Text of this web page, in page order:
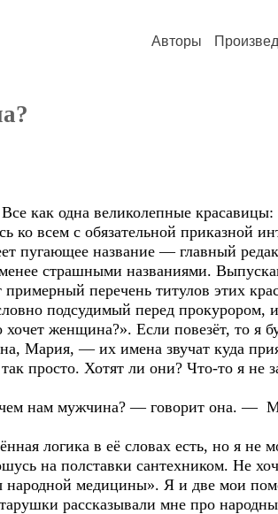
Авторы
как одна великолепные красавицы:
ко всем с обязательной приказной
пугающее название — главный
страшными названиями.
перечень титулов этих
подсудимый перед прокурором, и
хочет женщина?». Если повезёт, то я
Мария, — их имена звучат куда
просто. Хотят ли они? Что-то я не
нам мужчина? — говорит она. —
логика в её словах есть, но я не
на полставки сантехником. Не
народной медицины». Я и две мои
рассказывали мне про